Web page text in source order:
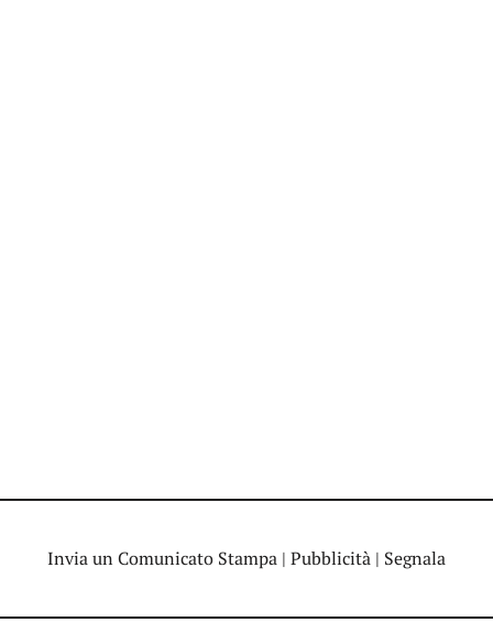
Invia un Comunicato Stampa | Pubblicità | Segnala